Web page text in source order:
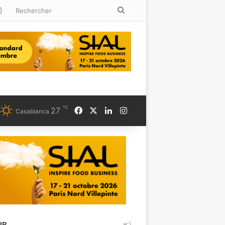
Instagram
Casablanca 27 ℃ FacebookLinkedinInstagram